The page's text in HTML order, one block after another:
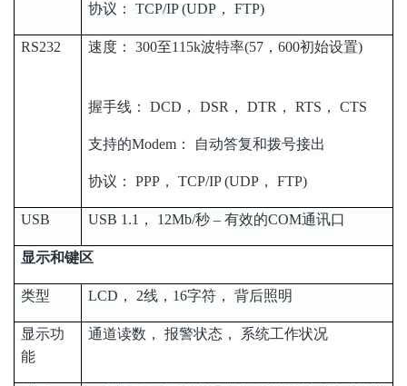
协议： TCP/IP (UDP， FTP)
RS232 速度： 300至115k波特率(57，600初始设置)
握手线： DCD， DSR， DTR， RTS， CTS
支持的Modem： 自动答复和拨号接出
协议： PPP， TCP/IP (UDP， FTP)
USB USB 1.1， 12Mb/秒 – 有效的COM通讯口
显示和键区
类型 LCD， 2线，16字符， 背后照明
显示功
能
通道读数， 报警状态， 系统工作状况